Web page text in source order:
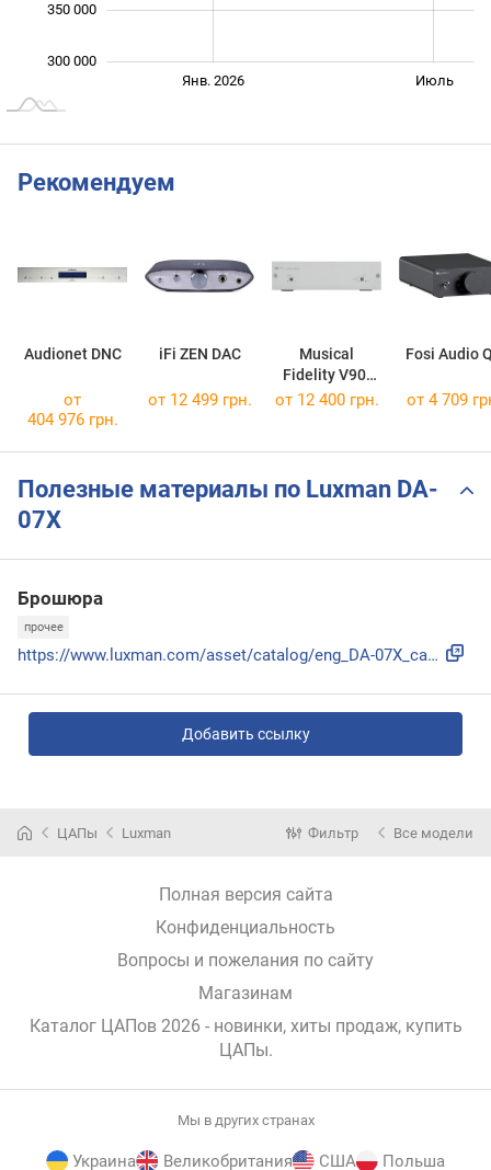
300 000
350 000
Янв. 2026 Июль
Рекомендуем
Audionet DNC iFi ZEN DAC
Musical
Fidelity V90-
DAC
Fosi Audio
от
404 976 грн.
от 12 499 грн. от 12 400 грн. от 4 709
Полезные материалы по Luxman DA-
07X
Брошюра
прочее
https://www.luxman.com/asset/catalog/eng_DA-07X_catalog_pl....
Добавить ссылку
ЦАПы Luxman Фильтр Все модели
Полная версия сайта
Конфиденциальность
Вопросы и пожелания по сайту
Магазинам
Каталог ЦАПов 2026 - новинки, хиты продаж, купить
ЦАПы.
Мы в других странах
Украина Великобритания США Польша